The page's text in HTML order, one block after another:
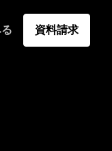
資料請求